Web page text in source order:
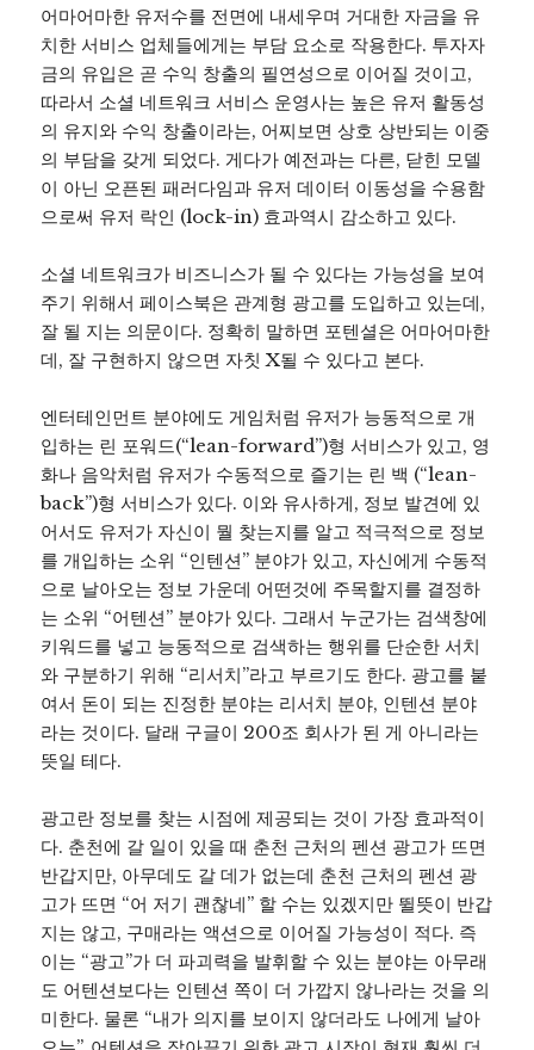
어마어마한 유저수를 전면에 내세우며 거대한 자금을 유
치한 서비스 업체들에게는 부담 요소로 작용한다. 투자자
금의 유입은 곧 수익 창출의 필연성으로 이어질 것이고,
따라서 소셜 네트워크 서비스 운영사는 높은 유저 활동성
의 유지와 수익 창출이라는, 어찌보면 상호 상반되는 이중
의 부담을 갖게 되었다. 게다가 예전과는 다른, 닫힌 모델
이 아닌 오픈된 패러다임과 유저 데이터 이동성을 수용함
으로써 유저 락인 (lock-in) 효과역시 감소하고 있다.
소셜 네트워크가 비즈니스가 될 수 있다는 가능성을 보여
주기 위해서 페이스북은 관계형 광고를 도입하고 있는데,
잘 될 지는 의문이다. 정확히 말하면 포텐셜은 어마어마한
데, 잘 구현하지 않으면 자칫 X될 수 있다고 본다.
엔터테인먼트 분야에도 게임처럼 유저가 능동적으로 개
입하는 린 포워드(“lean-forward”)형 서비스가 있고, 영
화나 음악처럼 유저가 수동적으로 즐기는 린 백 (“lean-
back”)형 서비스가 있다. 이와 유사하게, 정보 발견에 있
어서도 유저가 자신이 뭘 찾는지를 알고 적극적으로 정보
를 개입하는 소위 “인텐션” 분야가 있고, 자신에게 수동적
으로 날아오는 정보 가운데 어떤것에 주목할지를 결정하
는 소위 “어텐션” 분야가 있다. 그래서 누군가는 검색창에
키워드를 넣고 능동적으로 검색하는 행위를 단순한 서치
와 구분하기 위해 “리서치”라고 부르기도 한다. 광고를 붙
여서 돈이 되는 진정한 분야는 리서치 분야, 인텐션 분야
라는 것이다. 달래 구글이 200조 회사가 된 게 아니라는
뜻일 테다.
광고란 정보를 찾는 시점에 제공되는 것이 가장 효과적이
다. 춘천에 갈 일이 있을 때 춘천 근처의 펜션 광고가 뜨면
반갑지만, 아무데도 갈 데가 없는데 춘천 근처의 펜션 광
고가 뜨면 “어 저기 괜찮네” 할 수는 있겠지만 뛸뜻이 반갑
지는 않고, 구매라는 액션으로 이어질 가능성이 적다. 즉
이는 “광고”가 더 파괴력을 발휘할 수 있는 분야는 아무래
도 어텐션보다는 인텐션 쪽이 더 가깝지 않나라는 것을 의
미한다. 물론 “내가 의지를 보이지 않더라도 나에게 날아